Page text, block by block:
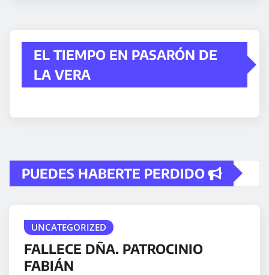
EL TIEMPO EN PASARÓN DE
LA VERA
PUEDES HABERTE PERDIDO
UNCATEGORIZED
FALLECE DÑA. PATROCINIO
FABIÁN